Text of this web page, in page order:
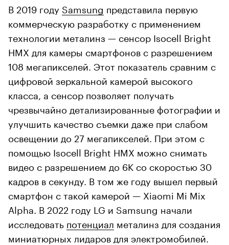
В 2019 году Samsung представила первую
коммерческую разработку с применением
технологии металинз — сенсор Isocell Bright
HMX для камеры смартфонов с разрешением
108 мегапикселей. Этот показатель сравним с
цифровой зеркальной камерой высокого
класса, а сенсор позволяет получать
чрезвычайно детализированные фотографии и
улучшить качество съемки даже при слабом
освещении до 27 мегапикселей. При этом с
помощью Isocell Bright HMX можно снимать
видео с разрешением до 6K со скоростью 30
кадров в секунду. В том же году вышел первый
смартфон с такой камерой — Xiaomi Mi Mix
Alpha. В 2022 году LG и Samsung начали
исследовать потенциал металинз для создания
миниатюрных лидаров для электромобилей.